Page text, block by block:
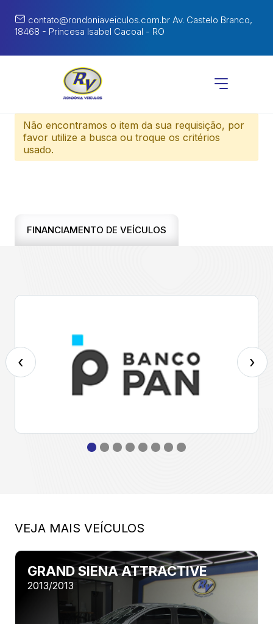
contato@rondoniaveiculos.com.br Av. Castelo Branco,
18468 - Princesa Isabel Cacoal - RO
Não encontramos o item da sua requisição, por
favor utilize a busca ou troque os critérios
usado.
FINANCIAMENTO DE VEÍCULOS
‹ ›
VEJA MAIS VEÍCULOS
GRAND SIENA ATTRACTIVE
2013/2013